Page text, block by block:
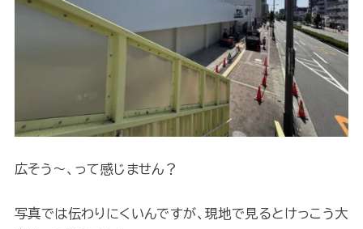
広そう～、って感じません？
写真では伝わりにくいんですが、現地で見るとけっこう大